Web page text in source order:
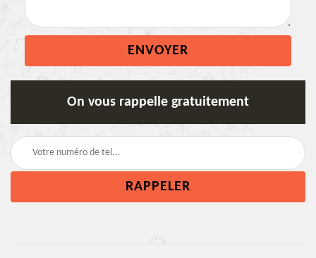
On vous rappelle gratuitement